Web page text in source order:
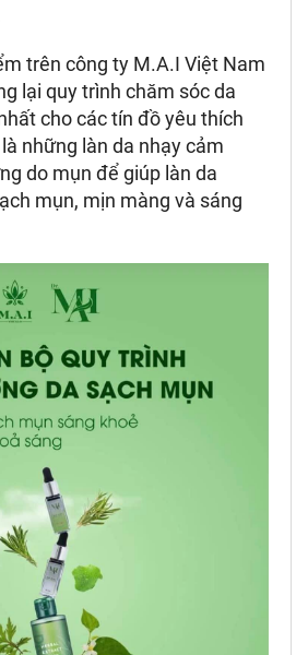
trên công ty M.A.I Việt Nam
lại quy trình chăm sóc da
cho các tín đồ yêu thích
những làn da nhạy cảm
do mụn để giúp làn da
mụn, mịn màng và sáng